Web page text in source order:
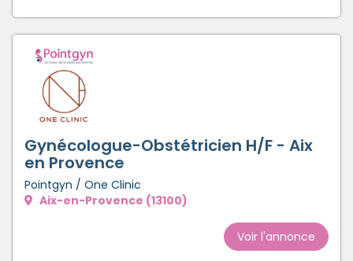
Gynécologue-Obstétricien H/F - Aix
en Provence
Pointgyn / One Clinic
Aix-en-Provence (13100)
Voir l'annonce